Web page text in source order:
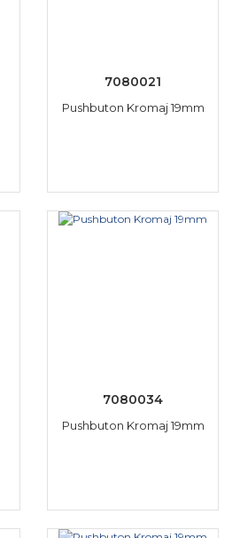
7080021
Pushbuton Kromaj 19mm
7080034
Pushbuton Kromaj 19mm